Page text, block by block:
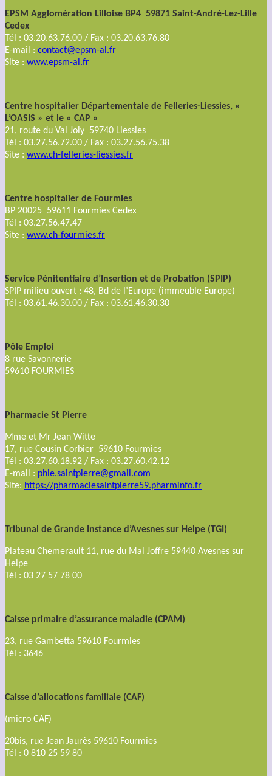
EPSM Agglomération Lilloise BP4 59871 Saint-André-Lez-Lille
Cedex
Tél : 03.20.63.76.00 / Fax : 03.20.63.76.80
E-mail : contact@epsm-al.fr
Site : www.epsm-al.fr
Centre hospitalier Départementale de Felleries-Liessies, «
L’OASIS » et le « CAP »
21, route du Val Joly 59740 Liessies
Tél : 03.27.56.72.00 / Fax : 03.27.56.75.38
Site : www.ch-felleries-liessies.fr
Centre hospitalier de Fourmies
BP 20025 59611 Fourmies Cedex
Tél : 03.27.56.47.47
Site : www.ch-fourmies.fr
Service Pénitentiaire d’Insertion et de Probation (SPIP)
SPIP milieu ouvert : 48, Bd de l’Europe (immeuble Europe)
Tél : 03.61.46.30.00 / Fax : 03.61.46.30.30
Pôle Emploi
8 rue Savonnerie
59610 FOURMIES
Pharmacie St Pierre
Mme et Mr Jean Witte
17, rue Cousin Corbier 59610 Fourmies
Tél : 03.27.60.18.92 / Fax : 03.27.60.42.12
E-mail : phie.saintpierre@gmail.com
Site: https://pharmaciesaintpierre59.pharminfo.fr
Tribunal de Grande Instance d’Avesnes sur Helpe (TGI)
Plateau Chemerault 11, rue du Mal Joffre 59440 Avesnes sur
Helpe
Tél : 03 27 57 78 00
Caisse primaire d’assurance maladie (CPAM)
23, rue Gambetta 59610 Fourmies
Tél : 3646
Caisse d’allocations familiale (CAF)
(micro CAF)
20bis, rue Jean Jaurès 59610 Fourmies
Tél : 0 810 25 59 80